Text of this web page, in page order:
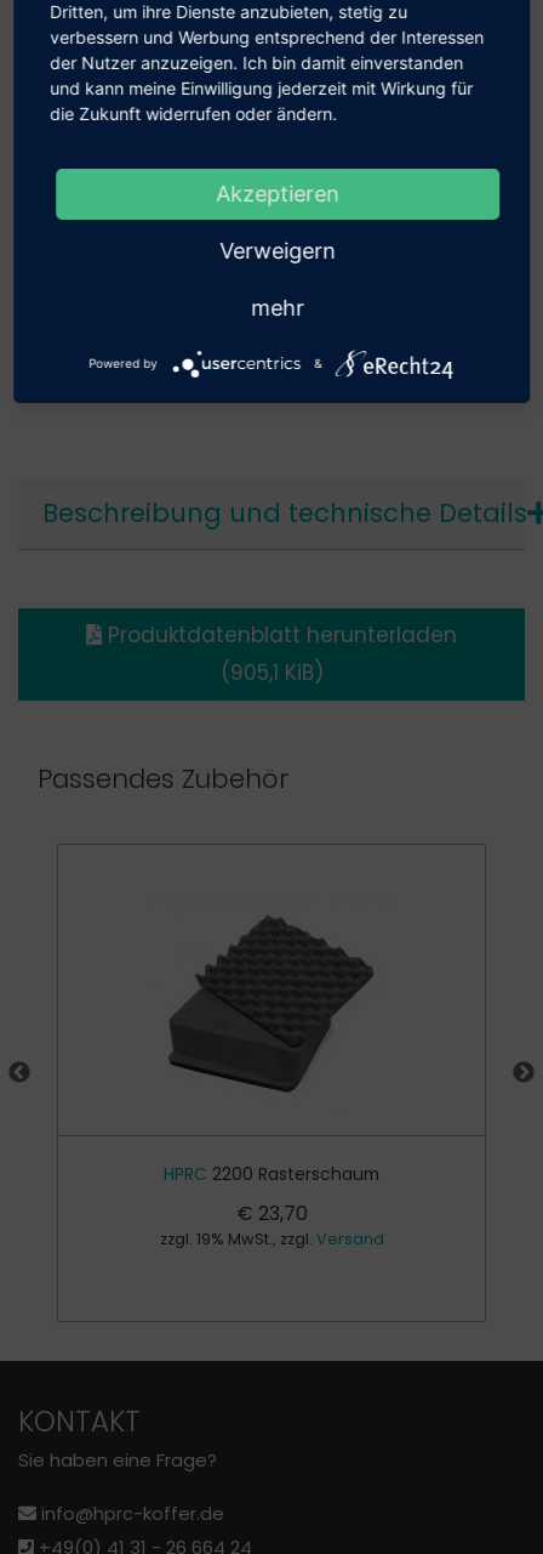
Koffer schwarz/blue bassano,leer
Koffer schwarz/blue bassanomit
Rasterschaumset
Preis: (Preis für größere Mengen auf
)
Versand
Anzahl:
Beschreibung und technische Details
Produktdatenblatt herunterladen
(905,1 KiB)
Passendes Zubehör
HPRC 2200 Rasterschaum
€ 23,70
zzgl. 19% MwSt., zzgl. Versand
Unser Shop beliefert aus­schließ­lich
Geschäfts­kunden.
nehmen, Gewerbe­treiben­de(r) oder als
Behörde einkaufe.
KONTAKT
Sie haben eine Frage?
info@hprc-koffer.de
+49(0) 41 31 - 26 664 24
Dritten, um ihre Dienste anzubieten, stetig zu
verbessern und Werbung entsprechend der Interessen
der Nutzer anzuzeigen. Ich bin damit einverstanden
und kann meine Einwilligung jederzeit mit Wirkung für
die Zukunft widerrufen oder ändern.
Akzeptieren
Verweigern
mehr
Powered by &